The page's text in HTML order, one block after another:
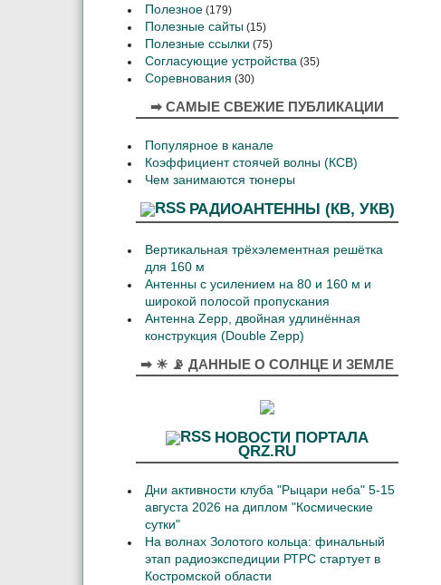
Полезное (179)
Полезные сайты (15)
Полезные ссылки (75)
Согласующие устройства (35)
Соревнования (30)
➡ САМЫЕ СВЕЖИЕ ПУБЛИКАЦИИ
Популярное в канале
Коэффициент стоячей волны (КСВ)
Чем занимаются тюнеры
РАДИОАНТЕННЫ (КВ, УКВ)
Вертикальная трёхэлементная решётка
для 160 м
Антенны с усилением на 80 и 160 м и
широкой полосой пропускания
Антенна Zepp, двойная удлинённая
конструкция (Double Zepp)
➡ ☀ 📡 ДАННЫЕ О СОЛНЦЕ И ЗЕМЛЕ
НОВОСТИ ПОРТАЛА
QRZ.RU
Дни активности клуба "Рыцари неба" 5-15
августа 2026 на диплом "Космические
сутки"
На волнах Золотого кольца: финальный
этап радиоэкспедиции РТРС стартует в
Костромской области